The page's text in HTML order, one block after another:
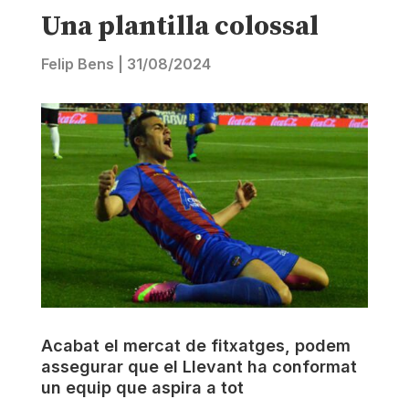
Una plantilla colossal
Felip Bens 31/08/2024
Acabat el mercat de fitxatges, podem
assegurar que el Llevant ha conformat
un equip que aspira a tot